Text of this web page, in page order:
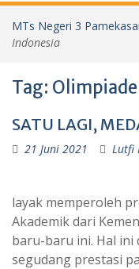
MTs Negeri 3
Indonesia
Tag:
SATU LAGI,
21 Juni 2021 Lutfi
layak memperoleh
Akademik dari
baru-baru ini. Hal
segudang prestasi